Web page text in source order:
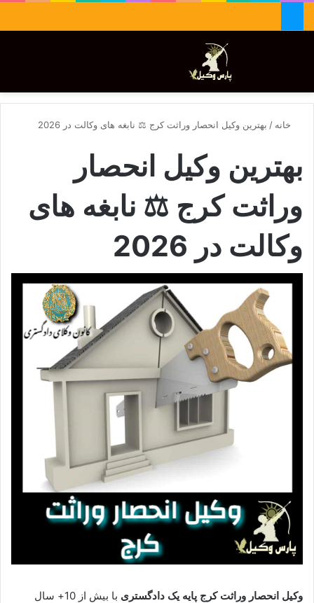
تغییر پوسته
خانه / بهترین وکیل انحصار وراثت کرج ⚖️ نابغه های وکالت در 2026
بهترین وکیل انحصار
وراثت کرج ⚖️ نابغه های
وکالت در 2026
وکیل انحصار وراثت کرج پایه یک دادگستری
با بیش از 10+ سال